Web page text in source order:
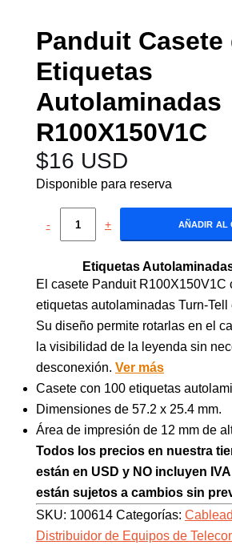
Panduit Casete
Etiquetas
Autolaminadas
R100X150V1C
$16 USD
Disponible para reserva
- + AÑADIR AL
Etiquetas
El casete Panduit R100X150V1C
etiquetas autolaminadas Turn-Tell
Su diseño permite rotarlas en el
la visibilidad de la leyenda sin
desconexión. Ver más
Casete con 100 etiquetas
Dimensiones de 57.2 x 25.4 mm.
Área de impresión de 12 mm de
Todos los precios en nuestra
están en USD y NO incluyen
están sujetos a cambios sin
SKU: 100614 Categorías:
Distribuidor de Equipos de